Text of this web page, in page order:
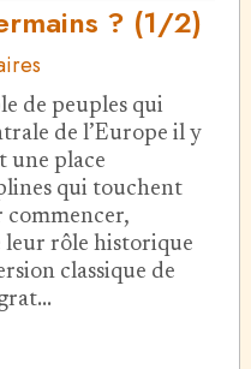
? (1/2)
de peuples qui
de l’Europe il y
une place
qui touchent
commencer,
leur rôle historique
classique de